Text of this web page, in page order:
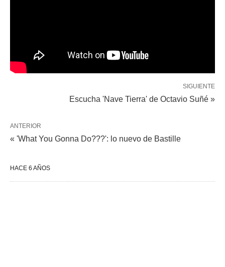
SIGUIENTE
Escucha 'Nave Tierra' de Octavio Suñé »
ANTERIOR
« 'What You Gonna Do???': lo nuevo de Bastille
HACE 6 AÑOS